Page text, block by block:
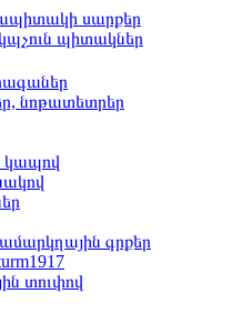
սարքեր
պիտակներ
նոթատետրեր
կապով
գրքեր
տուփով